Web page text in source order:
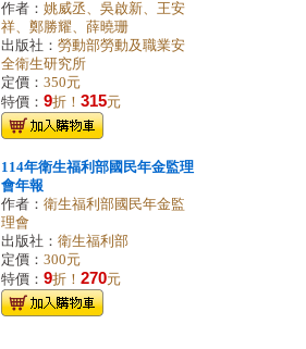
作者： 姚威丞、吳啟新、王安
祥、鄭勝耀、薛曉珊
出版社： 勞動部勞動及職業安
全衛生研究所
定價： 350元
特價： 9折！ 315元
114年衛生福利部國民年金監理
會年報
作者： 衛生福利部國民年金監
理會
出版社： 衛生福利部
定價： 300元
特價： 9折！ 270元